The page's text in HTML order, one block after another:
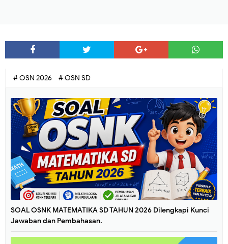
# OSN 2026 # OSN SD
SOAL OSNK MATEMATIKA SD TAHUN 2026 Dilengkapi Kunci
Jawaban dan Pembahasan.